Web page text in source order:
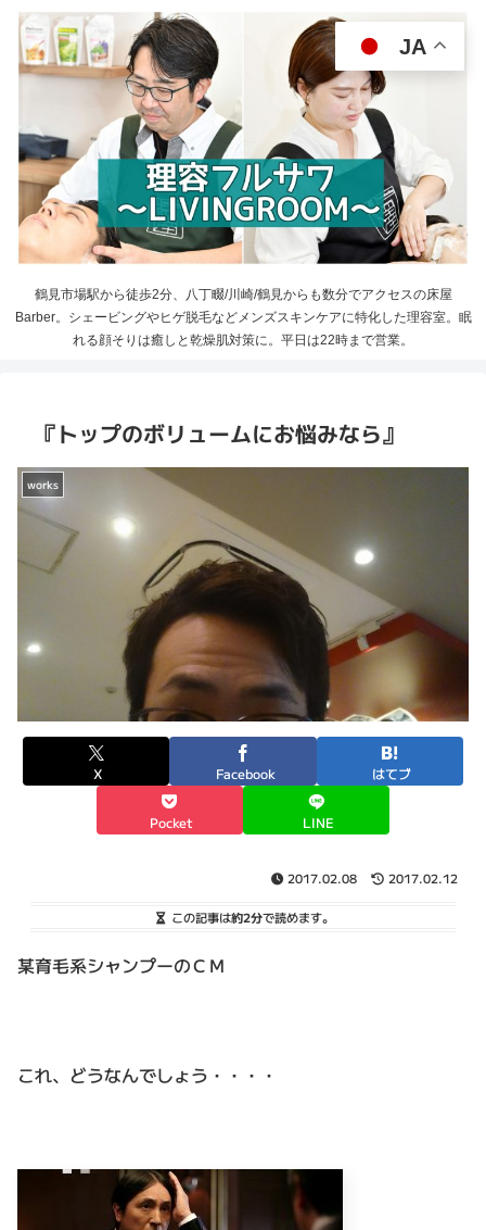
鶴見市場駅から徒歩2分、八丁畷/川崎/鶴見からも数分でアクセスの床屋
Barber。シェービングやヒゲ脱毛などメンズスキンケアに特化した理容室。眠
れる顔そりは癒しと乾燥肌対策に。平日は22時まで営業。
『トップのボリュームにお悩みなら』
works
X Facebook はてブ
Pocket LINE
2017.02.08 2017.02.12
この記事は約2分で読めます。
某育毛系シャンプーのＣＭ
これ、どうなんでしょう・・・・
JA